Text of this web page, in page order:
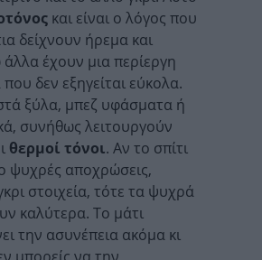
και είναι ο λόγος που
δείχνουν ήρεμα και
έχουν μια περίεργη
δεν εξηγείται εύκολα.
ξύλα, μπεζ υφάσματα ή
συνήθως λειτουργούν
θερμοί τόνοι. Αν το σπίτι
ψυχρές αποχρώσεις,
στοιχεία, τότε τα ψυχρά
καλύτερα. Το μάτι
την ασυνέπεια ακόμα κι